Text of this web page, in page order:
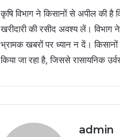
कृषि विभाग ने किसानों से अपील की
खरीदारी की रसीद अवश्य लें। विभाग
भ्रामक खबरों पर ध्यान न दें। किसानों
किया जा रहा है, जिससे रासायनिक
admin